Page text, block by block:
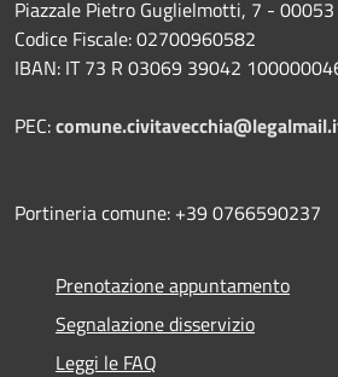
Piazzale Pietro Guglielmotti, 7 -
Codice Fiscale: 02700960582
IBAN: IT 73 R 03069 39042
PEC:
Portineria comune: +39 0766590237
Prenotazione appuntamento
Segnalazione disservizio
Leggi le FAQ